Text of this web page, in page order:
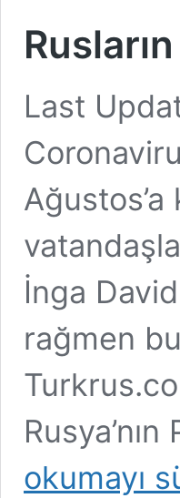
Last
Ağustos’a
İnga
rağmen
okumayı